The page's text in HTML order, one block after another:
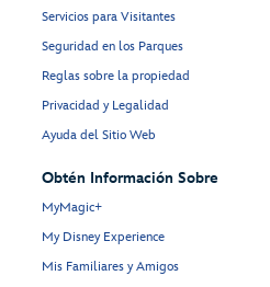
Servicios para Visitantes
Seguridad en los Parques
Reglas sobre la propiedad
Privacidad y Legalidad
Ayuda del Sitio Web
Obtén Información Sobre
MyMagic+
My Disney Experience
Mis Familiares y Amigos